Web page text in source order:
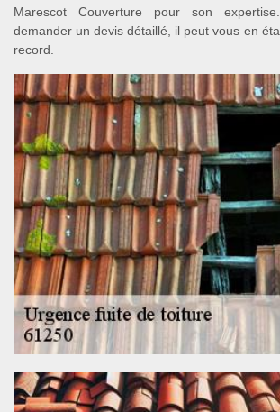
Marescot Couverture pour son
demander un devis détaillé, il peut vous en
record.